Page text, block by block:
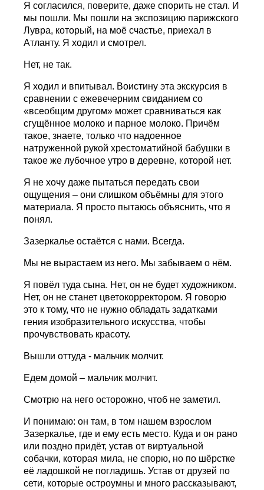
Я согласился, поверите, даже спорить не стал. И
мы пошли. Мы пошли на экспозицию парижского
Лувра, который, на моё счастье, приехал в
Атланту. Я ходил и смотрел.
Нет, не так.
Я ходил и впитывал. Воистину эта экскурсия в
сравнении с ежевечерним свиданием со
«всеобщим другом» может сравниваться как
сгущённое молоко и парное молоко. Причём
такое, знаете, только что надоенное
натруженной рукой хрестоматийной бабушки в
такое же лубочное утро в деревне, которой нет.
Я не хочу даже пытаться передать свои
ощущения – они слишком объёмны для этого
материала. Я просто пытаюсь объяснить, что я
понял.
Зазеркалье остаётся с нами. Всегда.
Мы не вырастаем из него. Мы забываем о нём.
Я повёл туда сына. Нет, он не будет художником.
Нет, он не станет цветокорректором. Я говорю
это к тому, что не нужно обладать задатками
гения изобразительного искусства, чтобы
прочувствовать красоту.
Вышли оттуда - мальчик молчит.
Едем домой – мальчик молчит.
Смотрю на него осторожно, чтоб не заметил.
И понимаю: он там, в том нашем взрослом
Зазеркалье, где и ему есть место. Куда и он рано
или поздно придёт, устав от виртуальной
собачки, которая мила, не спорю, но по шёрстке
её ладошкой не погладишь. Устав от друзей по
сети, которые остроумны и много рассказывают,